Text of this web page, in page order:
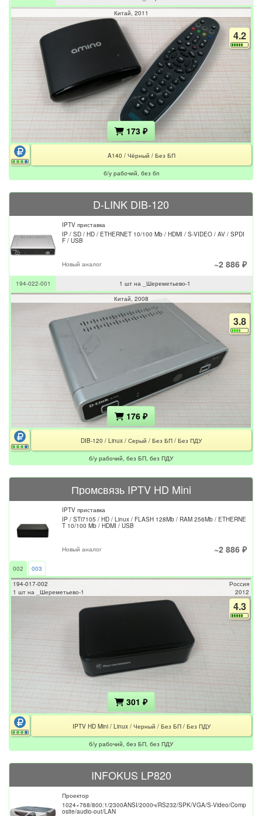
Китай 2011
4.2
173 ₽
A140 / Чёрный / Без БП
б/у рабочий, без бп
D-LINK DIB-120
IPTV приставка
IP / SD / HD / ETHERNET 10/100 Mb / HDMI / S-VIDEO / AV / SPDI
F / USB
Новый аналог ~2 886 ₽
194-022-001
1 шт на _Шереметьево-1
Китай 2008
3.8
176 ₽
DIB-120 / Linux / Серый / Без БП / Без ПДУ
б/у рабочий, без БП, без ПДУ
Промсвязь IPTV HD Mini
IPTV приставка
IP / STi7105 / HD / Linux / FLASH 128Mb / RAM 256Mb / ETHERNE
T 10/100 Mb / HDMI / USB
Новый аналог ~2 886 ₽
002
003
194-017-002
1 шт на _Шереметьево-1
Россия
2012
4.3
301 ₽
IPTV HD Mini / Linux / Черный / Без БП / Без ПДУ
б/у рабочий, без БП, без ПДУ
INFOKUS LP820
Проектор
1024×768/800:1/2300ANSI/2000ч/RS232/SPK/VGA/S-Video/Comp
osite/audio-out/LAN